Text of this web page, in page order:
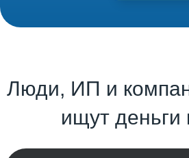
Люди, ИП и
ищут деньги